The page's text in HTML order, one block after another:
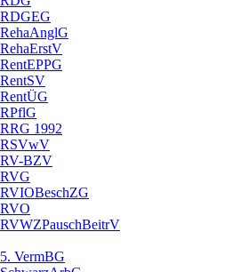
RDGEG
RehaAnglG
RehaErstV
RentEPPG
RentSV
RentÜG
RPflG
RRG 1992
RSVwV
RV-BZV
RVG
RVIOBeschZG
RVO
RVWZPauschBeitrV
5. VermBG